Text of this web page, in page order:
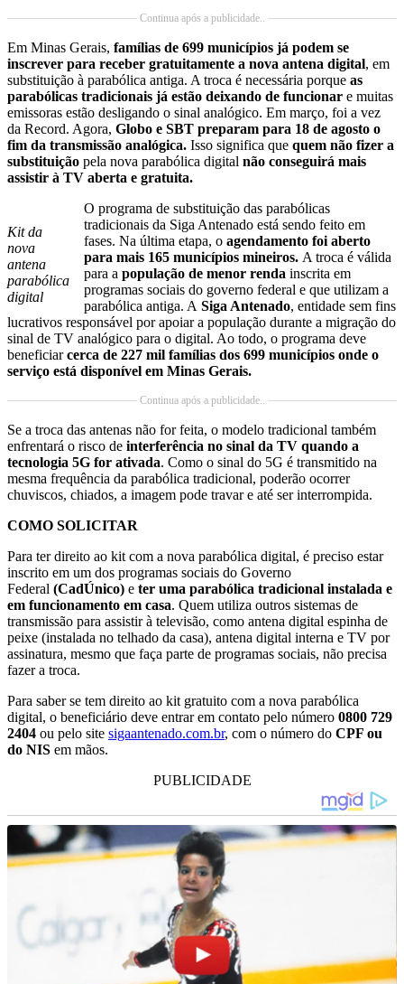
Continua após a publicidade..
Em Minas Gerais, famílias de 699 municípios já podem se
inscrever para receber gratuitamente a nova antena digital, em
substituição à parabólica antiga. A troca é necessária porque as
parabólicas tradicionais já estão deixando de funcionar e muitas
emissoras estão desligando o sinal analógico. Em março, foi a vez
da Record. Agora, Globo e SBT preparam para 18 de agosto o
fim da transmissão analógica. Isso significa que quem não fizer a
substituição pela nova parabólica digital não conseguirá mais
assistir à TV aberta e gratuita.
Kit da
nova
antena
parabólica
digital
O programa de substituição das parabólicas
tradicionais da Siga Antenado está sendo feito em
fases. Na última etapa, o agendamento foi aberto
para mais 165 municípios mineiros. A troca é válida
para a população de menor renda inscrita em
programas sociais do governo federal e que utilizam a
parabólica antiga. A Siga Antenado, entidade sem fins
lucrativos responsável por apoiar a população durante a migração do
sinal de TV analógico para o digital. Ao todo, o programa deve
beneficiarcerca de 227 mil famílias dos 699 municípios onde o
serviço está disponível em Minas Gerais.
Continua após a publicidade..
Se a troca das antenas não for feita, o modelo tradicional também
enfrentará o risco de interferência no sinal da TV quando a
tecnologia 5G for ativada. Como o sinal do 5G é transmitido na
mesma frequência da parabólica tradicional, poderão ocorrer
chuviscos, chiados, a imagem pode travar e até ser interrompida.
COMO SOLICITAR
Para ter direito ao kit com a nova parabólica digital, é preciso estar
inscrito em um dos programas sociais do Governo
Federal (CadÚnico) e ter uma parabólica tradicional instalada e
em funcionamento em casa. Quem utiliza outros sistemas de
transmissão para assistir à televisão, como antena digital espinha de
peixe (instalada no telhado da casa), antena digital interna e TV por
assinatura, mesmo que faça parte de programas sociais, não precisa
fazer a troca.
Para saber se tem direito ao kit gratuito com a nova parabólica
digital, o beneficiário deve entrar em contato pelo número 0800 729
2404 ou pelo site sigaantenado.com.br, com o número do CPF ou
do NIS em mãos.
PUBLICIDADE